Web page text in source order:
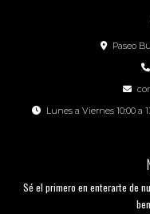
Paseo
Lunes a Viernes 10:00 a
Sé el primero en enterarte de